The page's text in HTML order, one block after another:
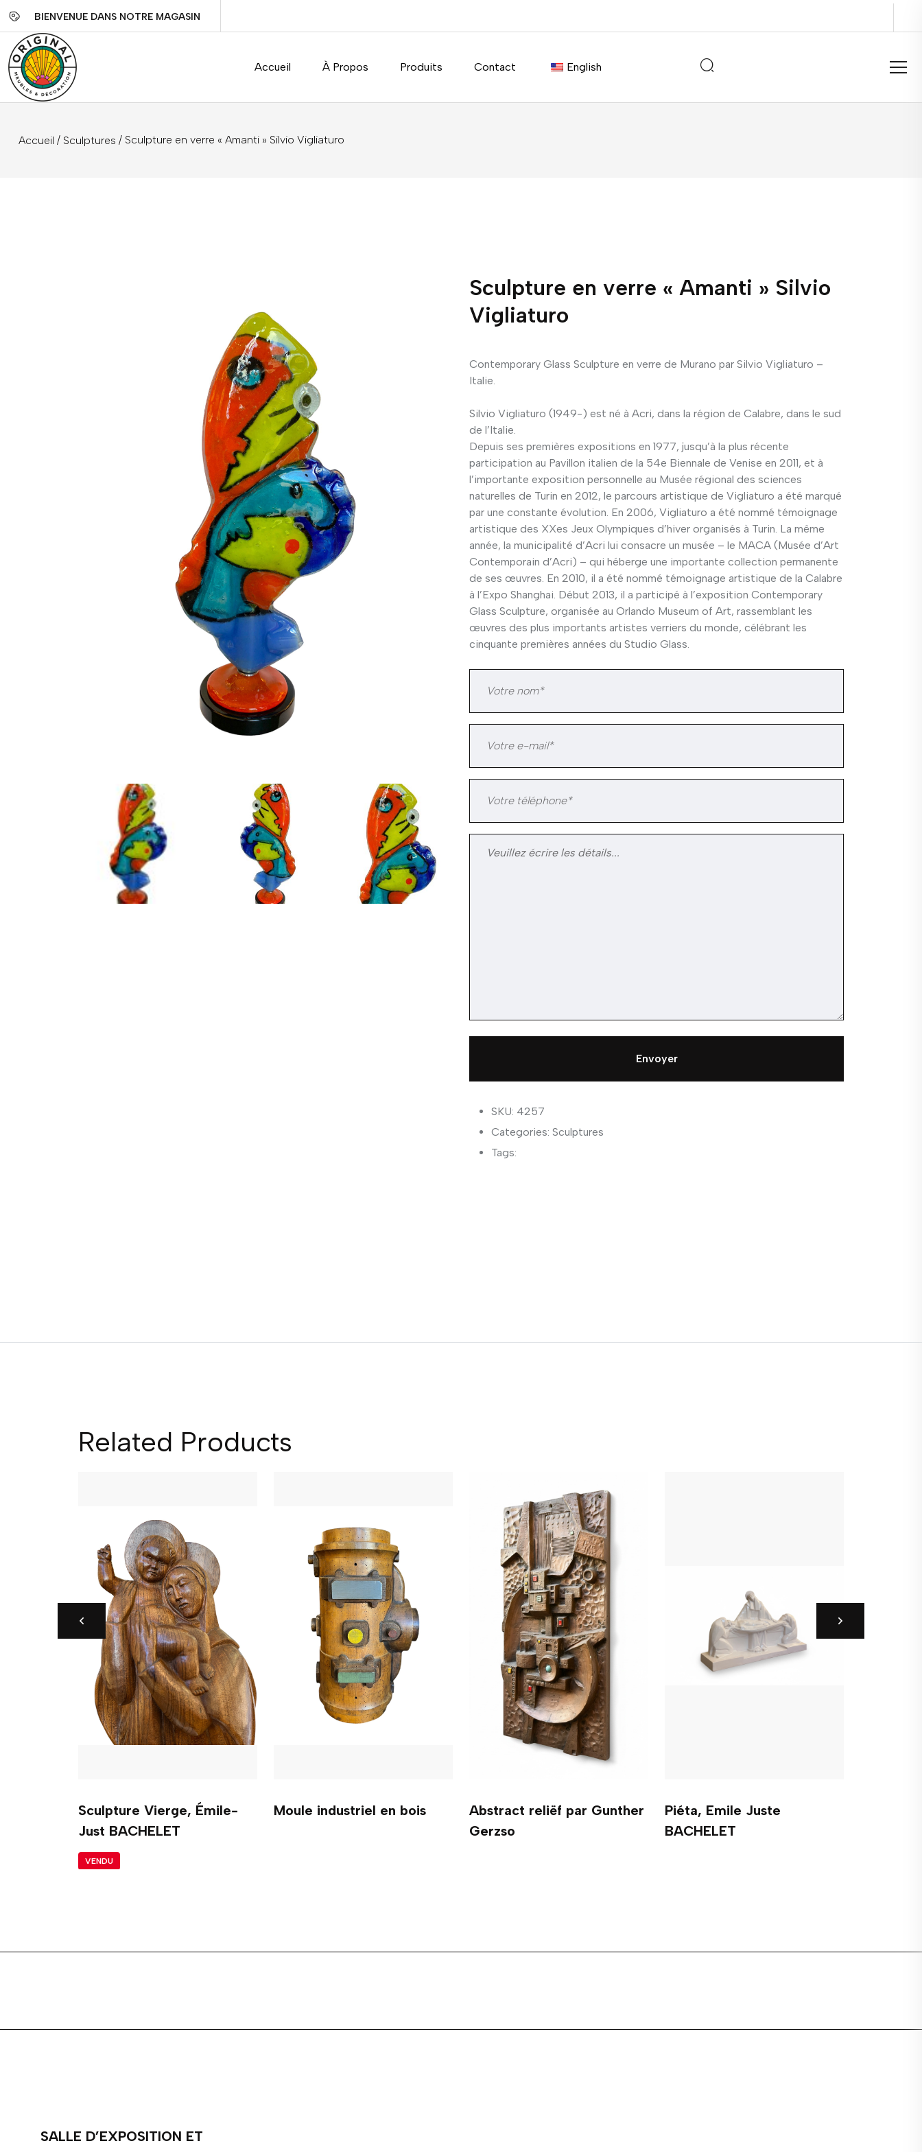
BIENVENUE DANS NOTRE MAGASIN
Accueil À Propos Produits Contact English
Accueil / Sculptures / Sculpture en verre « Amanti » Silvio Vigliaturo
Sculpture en verre « Amanti » Silvio
Vigliaturo
Contemporary Glass Sculpture en verre de Murano par Silvio Vigliaturo –
Italie.
Silvio Vigliaturo (1949-) est né à Acri, dans la région de Calabre, dans le sud
de l’Italie.
Depuis ses premières expositions en 1977, jusqu’à la plus récente
participation au Pavillon italien de la 54e Biennale de Venise en 2011, et à
l’importante exposition personnelle au Musée régional des sciences
naturelles de Turin en 2012, le parcours artistique de Vigliaturo a été marqué
par une constante évolution. En 2006, Vigliaturo a été nommé témoignage
artistique des XXes Jeux Olympiques d’hiver organisés à Turin. La même
année, la municipalité d’Acri lui consacre un musée – le MACA (Musée d’Art
Contemporain d’Acri) – qui héberge une importante collection permanente
de ses œuvres. En 2010, il a été nommé témoignage artistique de la Calabre
à l’Expo Shanghai. Début 2013, il a participé à l’exposition Contemporary
Glass Sculpture, organisée au Orlando Museum of Art, rassemblant les
œuvres des plus importants artistes verriers du monde, célébrant les
cinquante premières années du Studio Glass.
Envoyer
SKU: 4257
Categories: Sculptures
Tags:
Related Products
Sculpture Vierge, Émile-
Just BACHELET
VENDU
Moule industriel en bois
Abstract reliëf par Gunther
Gerzso
Piéta, Emile Juste
BACHELET
SALLE D’EXPOSITION ET